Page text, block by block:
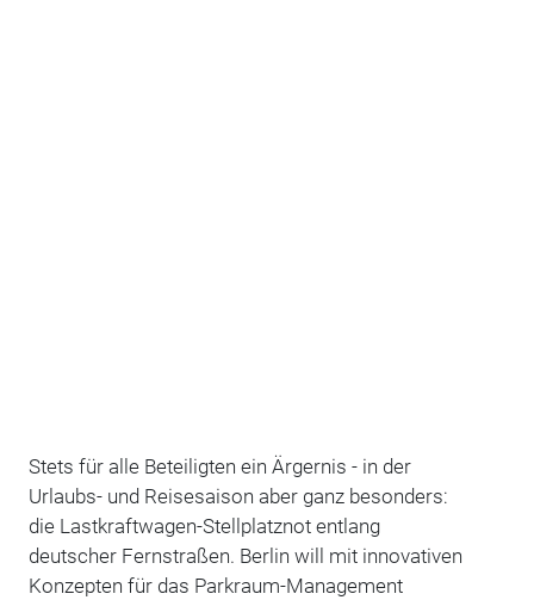
Stets für alle Beteiligten ein Ärgernis - in der
Urlaubs- und Reisesaison aber ganz besonders:
die Lastkraftwagen-Stellplatznot entlang
deutscher Fernstraßen. Berlin will mit innovativen
Konzepten für das Parkraum-Management